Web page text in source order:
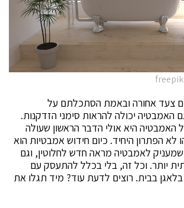
צעד אחורה ובאמת הסתכלתם על
יכולה להראות סימני הזדקנות.
היא אולי הדבר הראשון שעולה
הפתרון היחיד. כיום חידוש אמבטיות הוא
לאמבטיה מראה חדש לחלוטין, וגם
יותר. וכל זה, בלי בכלל להתעסק עם
בבית. רוצים לדעת עוד? מיד תגלו את